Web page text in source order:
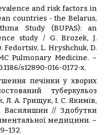
and risk factors in
countries - the Belarus,
Study (BUPAS): an
study / G. Brozek, J.
Fedortsiv, L. Hryshchuk, D.
Pulmonary Medicine. –
s12890-016-0172-x.
печінки у хворих
туберкульоз
Л. А. Грищук, І. С. Якимів,
Василишин // Здобутки
медицини. –